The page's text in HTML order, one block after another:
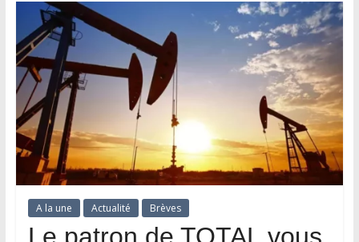
A la une Actualité Brèves